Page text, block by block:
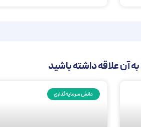
آن علاقه داشته باشید
دانش سرمایه‌گذاری